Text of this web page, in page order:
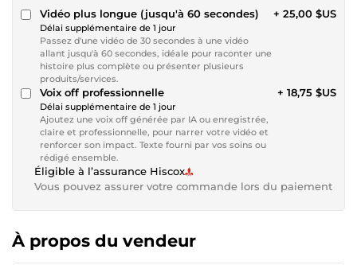
Vidéo plus longue (jusqu'à 60 secondes)
Délai supplémentaire de 1 jour
Passez d'une vidéo de 30 secondes à une vidéo
allant jusqu'à 60 secondes, idéale pour raconter une
histoire plus complète ou présenter plusieurs
produits/services.
+ 25,00 $US
Voix off professionnelle
Délai supplémentaire de 1 jour
Ajoutez une voix off générée par IA ou enregistrée,
claire et professionnelle, pour narrer votre vidéo et
renforcer son impact. Texte fourni par vos soins ou
rédigé ensemble.
+ 18,75 $US
Éligible à l’assurance Hiscox
Vous pouvez assurer votre commande lors du paiement
À propos du vendeur